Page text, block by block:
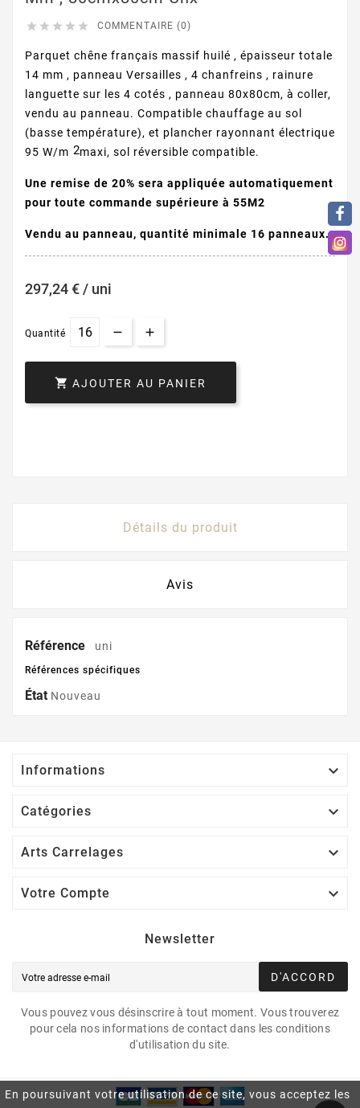
En poursuivant votre utilisation de ce site, vous acceptez les
     COMMENTAIRE (0)
Parquet chêne français massif huilé , épaisseur totale
14 mm , panneau Versailles , 4 chanfreins , rainure
languette sur les 4 cotés , panneau 80x80cm, à coller,
vendu au panneau. Compatible chauffage au sol
(basse température), et plancher rayonnant électrique
95 W/m 2maxi, sol réversible compatible.
Une remise de 20% sera appliquée automatiquement
pour toute commande supérieure à 55M2
Vendu au panneau, quantité minimale 16 panneaux.
297,24 € / uni
Quantité
 AJOUTER AU PANIER
Détails du produit
Avis
Référence uni
Références spécifiques
État Nouveau
Informations 
Catégories 
Arts Carrelages 
Votre Compte 
Newsletter
D'ACCORD
Vous pouvez vous désinscrire à tout moment. Vous trouverez
pour cela nos informations de contact dans les conditions
d'utilisation du site.